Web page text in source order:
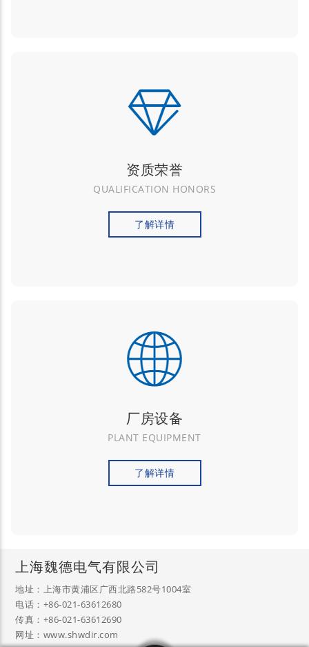
资质荣誉
QUALIFICATION HONORS
了解详情
厂房设备
PLANT EQUIPMENT
了解详情
上海魏德电气有限公司
地址：上海市黄浦区广西北路582号1004室
电话：+86-021-63612680
传真：+86-021-63612690
网址：www.shwdir.com